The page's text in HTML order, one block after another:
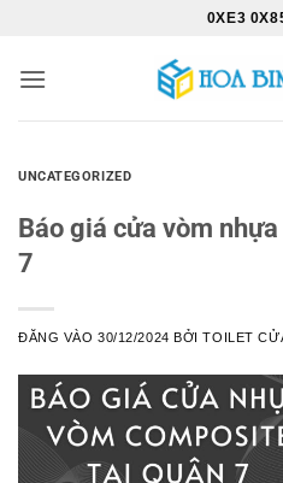
nội
0XE3
UNCATEGORIZED
Báo giá cửa vòm
7
ĐĂNG VÀO30/12/2024 BỞITOILET